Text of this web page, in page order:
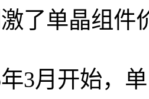
了单晶组件
月开始，单